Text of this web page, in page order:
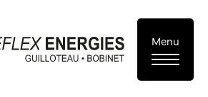
Menu